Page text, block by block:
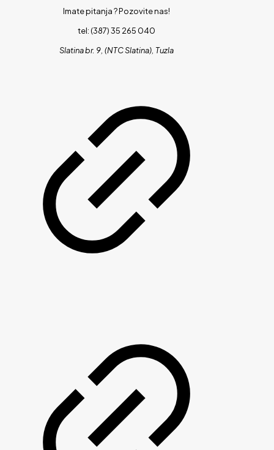
Imate pitanja ?Pozovite nas!
tel: (387) 35 265 040
Slatina br. 9, (NTC Slatina), Tuzla